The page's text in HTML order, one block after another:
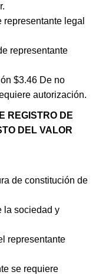
legal
representante
$3.46 De no
autorización.
REGISTRO DE
DEL VALOR
de constitución de
la sociedad y
representante
se requiere